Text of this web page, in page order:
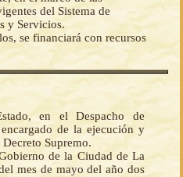
del Sistema de
y Servicios.
se financiará con recursos
en el Despacho de
de la ejecución y
Supremo.
de la Ciudad de La
mes de mayo del año dos